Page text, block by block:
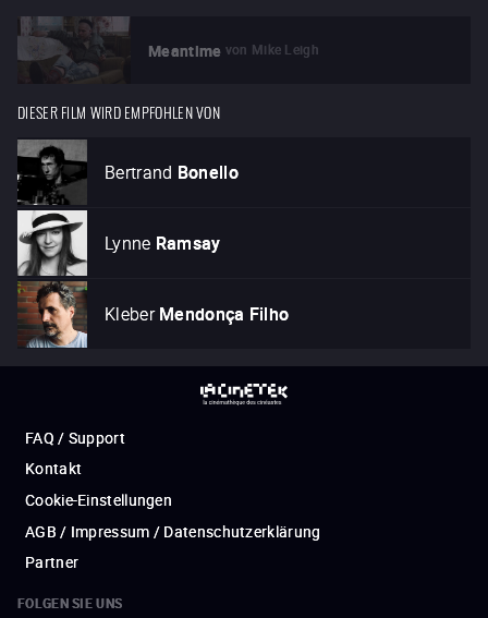
Meantime von Mike Leigh
DIESER FILM WIRD EMPFOHLEN VON
Bertrand Bonello
Lynne Ramsay
Kleber Mendonça Filho
FAQ / Support
Kontakt
Cookie-Einstellungen
AGB / Impressum / Datenschutzerklärung
Partner
FOLGEN SIE UNS